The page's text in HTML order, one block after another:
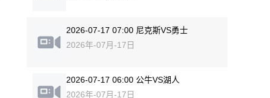
2026-07-17 07:00 尼克斯VS勇士
2026年-07月-17日
2026-07-17 06:00 公牛VS湖人
2026年-07月-17日